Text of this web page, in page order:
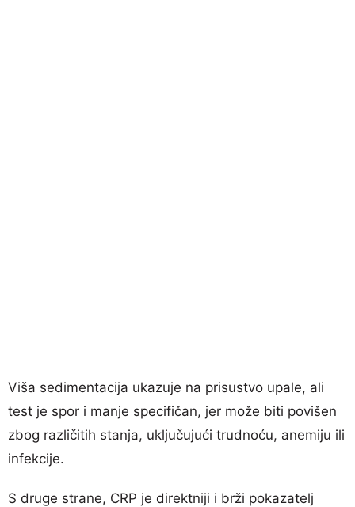
Viša sedimentacija ukazuje na prisustvo upale, ali
test je spor i manje specifičan, jer može biti povišen
zbog različitih stanja, uključujući trudnoću, anemiju ili
infekcije.
S druge strane, CRP je direktniji i brži pokazatelj